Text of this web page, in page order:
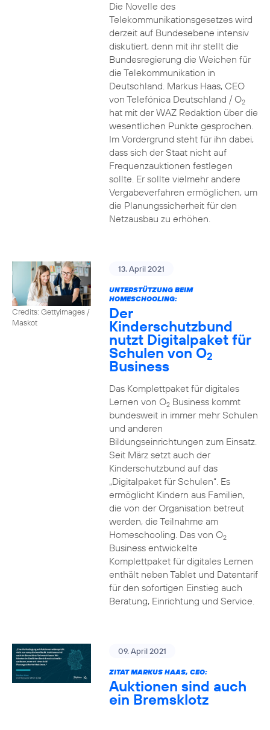
Die Novelle des
Telekommunikationsgesetzes wird
derzeit auf Bundesebene intensiv
diskutiert, denn mit ihr stellt die
Bundesregierung die Weichen für
die Telekommunikation in
Deutschland. Markus Haas, CEO
von Telefónica Deutschland / O2
hat mit der WAZ Redaktion über die
wesentlichen Punkte gesprochen.
Im Vordergrund steht für ihn dabei,
dass sich der Staat nicht auf
Frequenzauktionen festlegen
sollte. Er sollte vielmehr andere
Vergabeverfahren ermöglichen, um
die Planungssicherheit für den
Netzausbau zu erhöhen.
Credits: Gettyimages /
Maskot
13. April 2021
UNTERSTÜTZUNG BEIM
HOMESCHOOLING:
Der
Kinderschutzbund
nutzt Digitalpaket für
Schulen von O2
Business
Das Komplettpaket für digitales
Lernen von O2Business kommt
bundesweit in immer mehr Schulen
und anderen
Bildungseinrichtungen zum Einsatz.
Seit März setzt auch der
Kinderschutzbund auf das
„Digitalpaket für Schulen“. Es
ermöglicht Kindern aus Familien,
die von der Organisation betreut
werden, die Teilnahme am
Homeschooling. Das von O2
Business entwickelte
Komplettpaket für digitales Lernen
enthält neben Tablet und Datentarif
für den sofortigen Einstieg auch
Beratung, Einrichtung und Service.
09. April 2021
ZITAT MARKUS HAAS, CEO:
Auktionen sind auch
ein Bremsklotz